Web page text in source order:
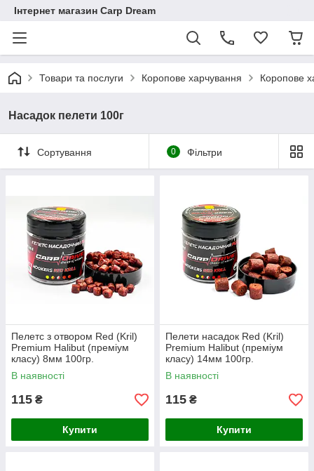
Інтернет магазин Carp Dream
Товари та послуги Коропове харчування Коропове
Насадок пелети 100г
Сортування 0 Фільтри
Пелетс з отвором Red (Kril)
Premium Halibut (преміум
класу) 8мм 100гр.
В наявності
115 ₴
Купити
Пелети насадок Red (Kril)
Premium Halibut (преміум
класу) 14мм 100гр.
В наявності
115 ₴
Купити